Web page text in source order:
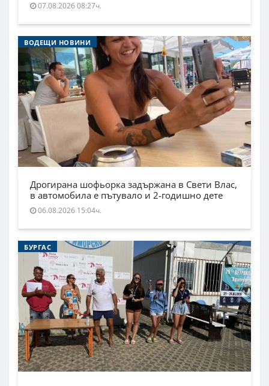
07.08.2026 08:27ч.
ВОДЕЩИ НОВИНИ
Дрогирана шофьорка задържана в Свети Влас,
в автомобила е пътувало и 2-годишно дете
06.08.2026 15:04ч.
БУРГАС